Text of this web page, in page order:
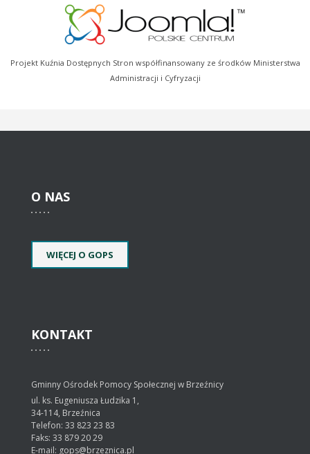
Projekt Kuźnia Dostępnych Stron współfinansowany ze środków Ministerstwa
Administracji i Cyfryzacji
O NAS
WIĘCEJ O GOPS
KONTAKT
Gminny Ośrodek Pomocy Społecznej w Brzeźnicy
ul. ks. Eugeniusza Łudzika 1,
34-114, Brzeźnica
Telefon: 33 823 23 83
Faks: 33 879 20 29
E-mail: gops@brzeznica.pl